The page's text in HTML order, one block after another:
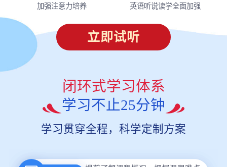
加强注意力培养
英语听说读学全面加强
立即试听
闭环式学习体系
学习不止25分钟
学习贯穿全程，科学定制方案